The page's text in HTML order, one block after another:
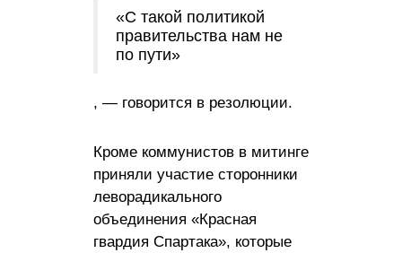
«С такой политикой
правительства нам не
по пути»
, — говорится в резолюции.
Кроме коммунистов в митинге
приняли участие сторонники
леворадикального
объединения «Красная
гвардия Спартака», которые